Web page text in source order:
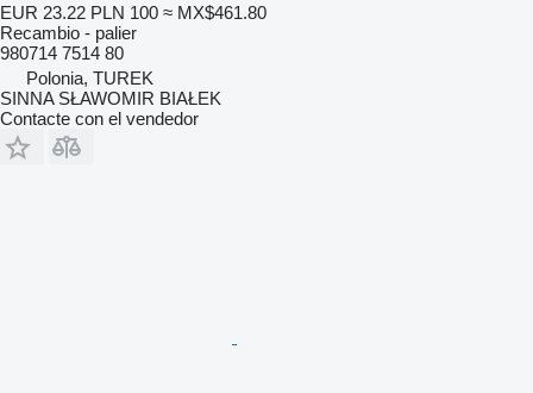
EUR 23.22 PLN 100 ≈ MX$461.80
Recambio - palier
980714 7514 80
Polonia, TUREK
SINNA SŁAWOMIR BIAŁEK
Contacte con el vendedor